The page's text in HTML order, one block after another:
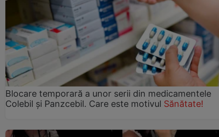
Blocare temporară a unor serii din medicamentele
Colebil și Panzcebil. Care este motivul Sănătate!